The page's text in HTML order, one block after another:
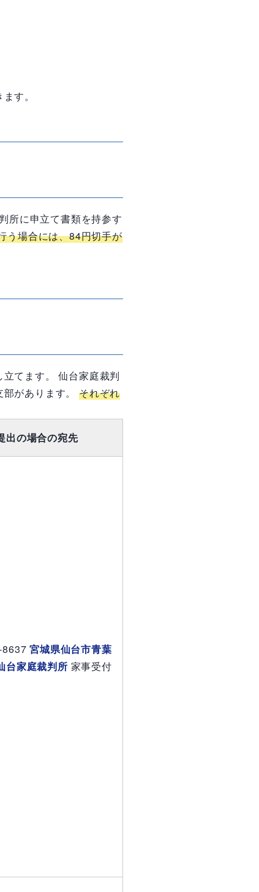
す。
所に申立て書類を持参す
う場合には、84円切手が
てます。 仙台家庭裁判
があります。 それぞれ
出の場合の宛先
8637宮城県仙台市青葉
台家庭裁判所 家事受付